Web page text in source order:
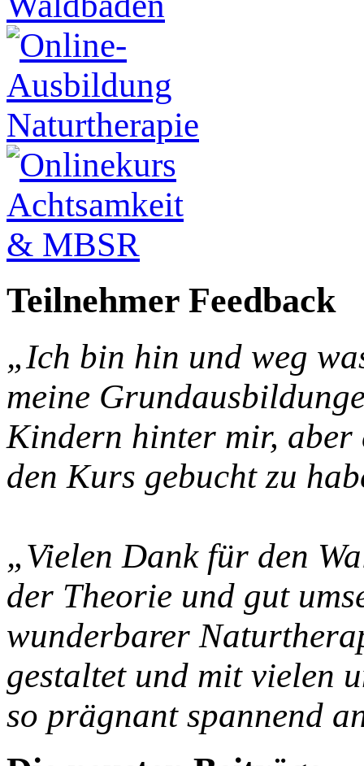
Teilnehmer Feedback
„Ich bin hin und weg
meine
Kindern hinter mir,
den Kurs gebucht zu
„Vielen Dank für den
der Theorie und gut
wunderbarer
gestaltet und mit vielen
so prägnant spannend